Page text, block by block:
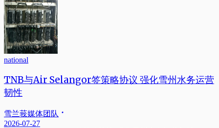
national
TNB与Air Selangor签策略协议 强化雪州水务运营
韧性
雪兰莪媒体团队
2026-07-27